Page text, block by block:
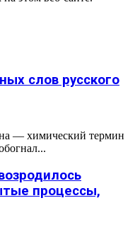
слов русского
— химический термин
процессы,